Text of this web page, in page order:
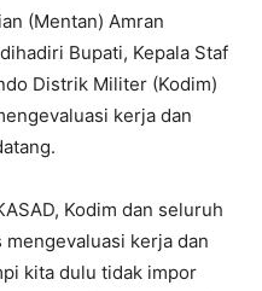
(Mentan) Amran
Bupati, Kepala Staf
Distrik Militer (Kodim)
kerja dan
Kodim dan seluruh
mengevaluasi kerja dan
kita dulu tidak impor